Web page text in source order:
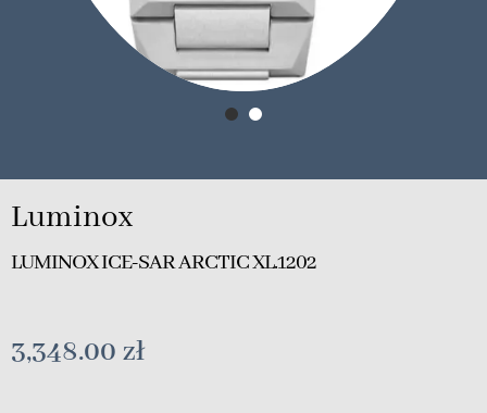
Luminox
LUMINOX ICE-SAR ARCTIC XL.1202
3,348.00 zł